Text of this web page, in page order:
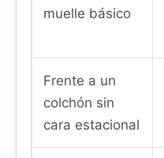
muelle básico
Frente a un
colchón sin
cara estacional